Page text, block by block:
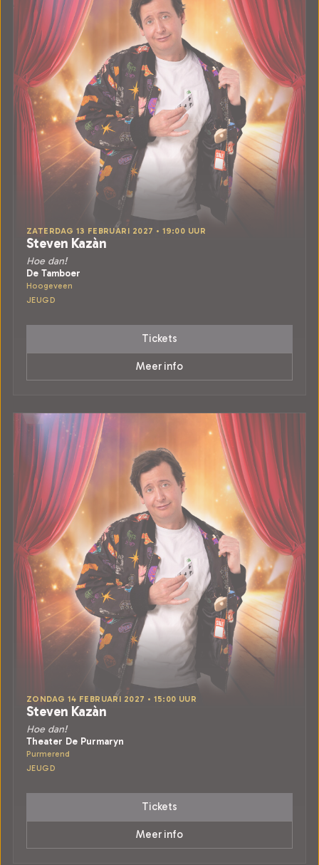
ZATERDAG 13 FEBRUARI 2027 • 19:00 UUR
Steven Kazàn
Hoe dan!
De Tamboer
Hoogeveen
JEUGD
Tickets
Meer info
ZONDAG 14 FEBRUARI 2027 • 15:00 UUR
Steven Kazàn
Hoe dan!
Theater De Purmaryn
Purmerend
JEUGD
Tickets
Meer info